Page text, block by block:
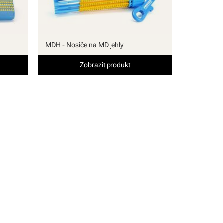
MDH - Nosiče na MD jehly
Zobrazit produkt